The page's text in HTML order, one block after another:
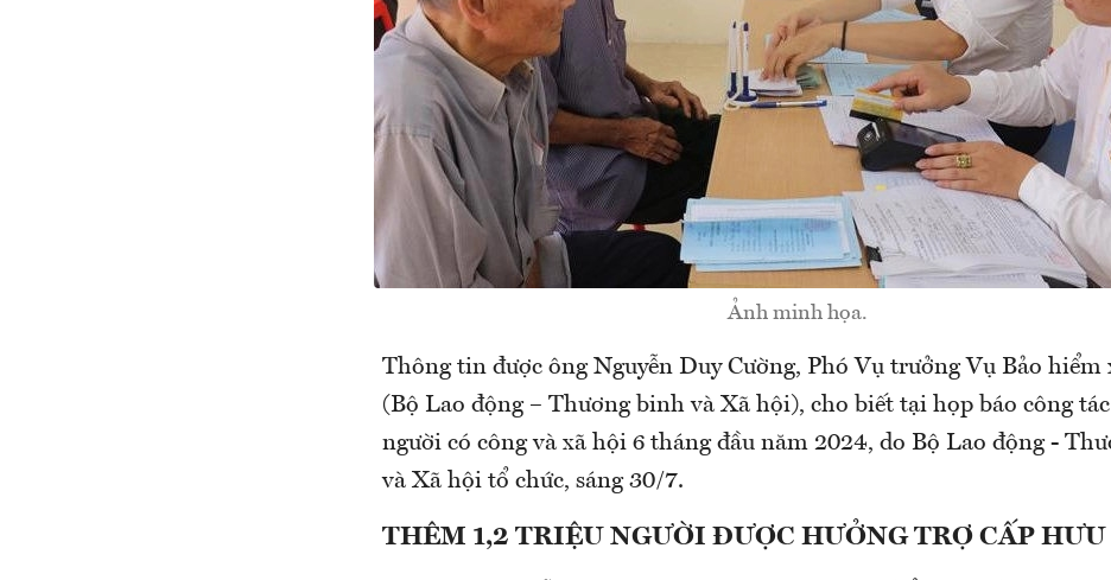
Ảnh minh họa.
Thông tin được ông Nguyễn Duy Cường, Phó Vụ trưởng Vụ Bảo hiểm
(Bộ Lao động – Thương binh và Xã hội), cho biết tại họp báo công
người có công và xã hội 6 tháng đầu năm 2024, do Bộ Lao động -
và Xã hội tổ chức, sáng 30/7.
THÊM 1,2 TRIỆU NGƯỜI ĐƯỢC HƯỞNG TRỢ CẤP